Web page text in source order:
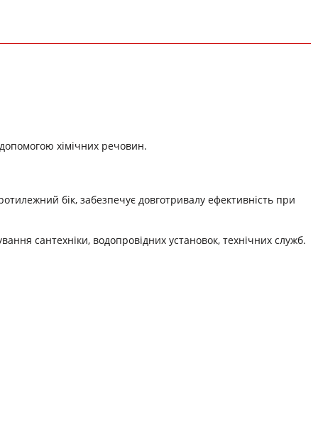
хімічних речовин.
бік, забезпечує довготривалу ефективність при
сантехніки, водопровідних установок, технічних служб.